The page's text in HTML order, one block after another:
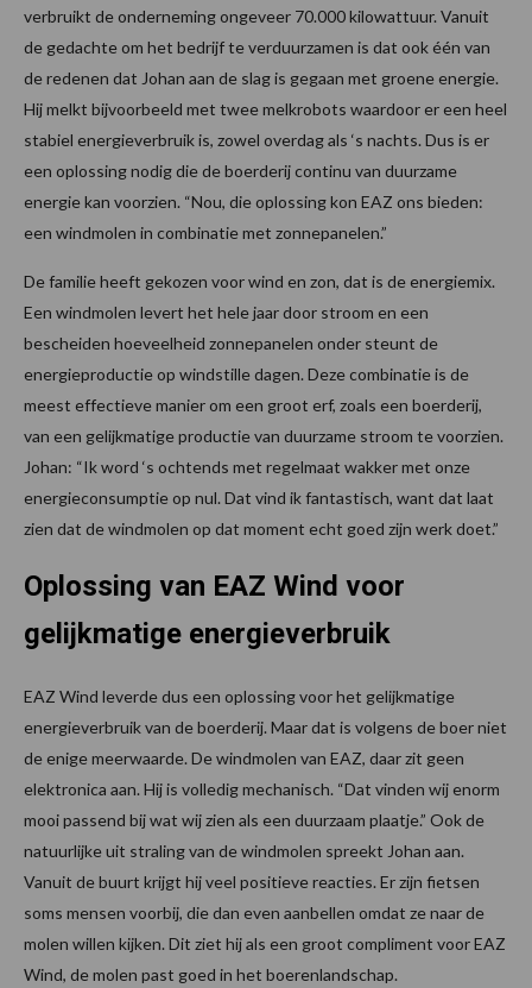
verbruikt de onderneming ongeveer 70.000 kilowattuur. Vanuit
de gedachte om het bedrijf te verduurzamen is dat ook één van
de redenen dat Johan aan de slag is gegaan met groene energie.
Hij melkt bijvoorbeeld met twee melkrobots waardoor er een heel
stabiel energieverbruik is, zowel overdag als ‘s nachts. Dus is er
een oplossing nodig die de boerderij continu van duurzame
energie kan voorzien. “Nou, die oplossing kon EAZ ons bieden:
een windmolen in combinatie met zonnepanelen.”
De familie heeft gekozen voor wind en zon, dat is de energiemix.
Een windmolen levert het hele jaar door stroom en een
bescheiden hoeveelheid zonnepanelen onder­ steunt de
energieproductie op windstille dagen. Deze combinatie is de
meest effectieve manier om een groot erf, zoals een boerderij,
van een gelijkmatige productie van duurzame stroom te voorzien.
Johan: “Ik word ‘s ochtends met regelmaat wakker met onze
energieconsumptie op nul. Dat vind ik fantastisch, want dat laat
zien dat de windmolen op dat moment echt goed zijn werk doet.”
Oplossing van EAZ Wind voor
gelijkmatige energieverbruik
EAZ Wind leverde dus een oplossing voor het gelijkmatige
energieverbruik van de boerderij. Maar dat is volgens de boer niet
de enige meerwaarde. De windmolen van EAZ, daar zit geen
elektronica aan. Hij is volledig mechanisch. “Dat vinden wij enorm
mooi passend bij wat wij zien als een duurzaam plaatje.” Ook de
natuurlijke uit­ straling van de windmolen spreekt Johan aan.
Vanuit de buurt krijgt hij veel positieve reacties. Er zijn fietsen
soms mensen voorbij, die dan even aanbellen omdat ze naar de
molen willen kijken. Dit ziet hij als een groot compliment voor EAZ
Wind, de molen past goed in het boerenlandschap.